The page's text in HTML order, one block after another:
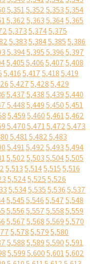
5,3515,3525,3535,354
5,3625,3635,3645,365
5,3735,3745,375
5,3835,3845,3855,386
5,3945,3955,3965,397
5,4055,4065,4075,408
5,4165,4175,4185,419
5,4275,4285,429
5,4375,4385,4395,440
5,4485,4495,4505,451
5,4595,4605,4615,462
5,4705,4715,4725,473
5,4815,4825,483
5,4915,4925,4935,494
5,5025,5035,5045,505
5,5135,5145,5155,516
5,5245,5255,526
5,5345,5355,5365,537
5,5455,5465,5475,548
5,5565,5575,5585,559
5,5675,5685,5695,570
5,5785,5795,580
5,5885,5895,5905,591
5,5995,6005,6015,602